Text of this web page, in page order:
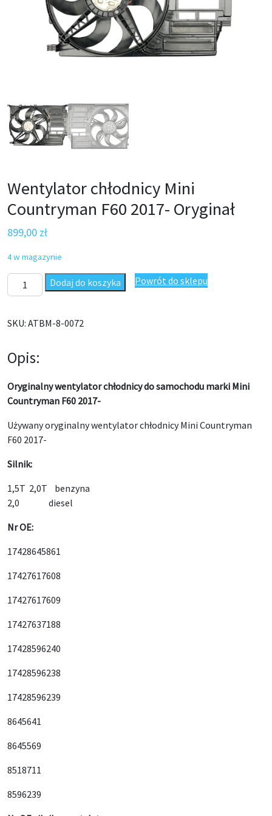
Wentylator chłodnicy Mini
Countryman F60 2017- Oryginał
899,00 zł
4 w magazynie
ilość Wentylator chłodnicy Mini Countryman F60 2017- Oryginał
Dodaj do koszyka Powrót do sklepu
SKU: ATBM-8-0072
Opis:
Oryginalny wentylator chłodnicy do samochodu marki Mini
Countryman F60 2017-
Używany oryginalny wentylator chłodnicy Mini Countryman
F60 2017-
Silnik:
1,5T 2,0T benzyna
2,0 diesel
Nr OE:
17428645861
17427617608
17427617609
17427637188
17428596240
17428596238
17428596239
8645641
8645569
8518711
8596239